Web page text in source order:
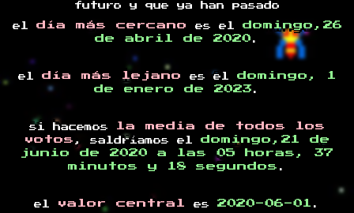
futuro y que ya han pasado
el día más cercano es el domingo,26
de abril de 2020 .
el día más lejano es el domingo, 1
de enero de 2023 .
si hacemos
la media de todos los
votos , saldríamos el domingo,21 de
junio de 2020 a las 05 horas, 37
minutos y 18 segundos .
el valor central es 2020-06-01 .